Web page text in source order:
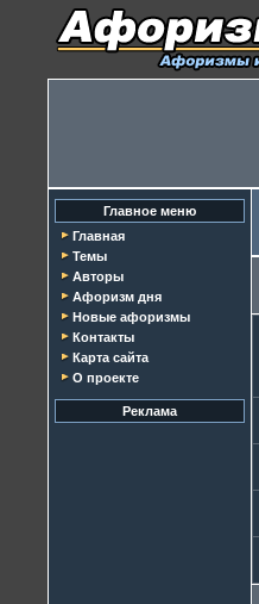
Главное меню
Главная
Темы
Авторы
Афоризм дня
Новые афоризмы
Контакты
Карта сайта
О проекте
Реклама